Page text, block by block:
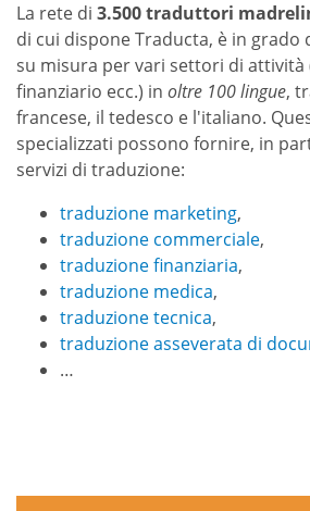
La rete di 3.500 traduttori
di cui dispone Traducta, è in
su misura per vari settori di attività
finanziario ecc.) in oltre 100 lingue,
francese, il tedesco e l'italiano.
specializzati possono fornire, in
servizi di traduzione:
traduzione marketing,
traduzione commerciale,
traduzione finanziaria,
traduzione medica,
traduzione tecnica,
traduzione asseverata di
…